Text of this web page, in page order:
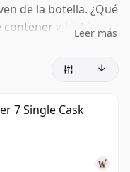
de la botella. ¿Qué
whiskies
años (o cincuenta
de madurar, a
en botella. Por
queda fijado en el
Leer más
7 Single Cask